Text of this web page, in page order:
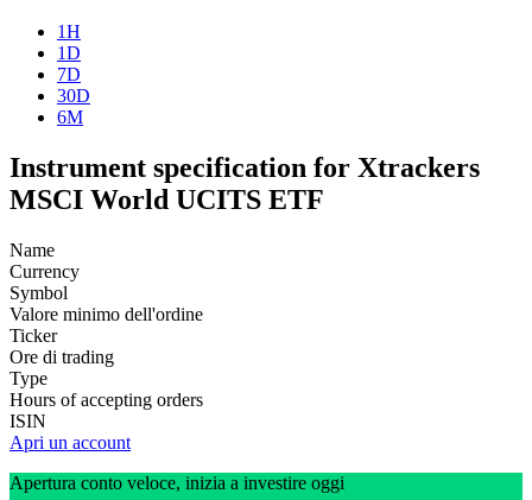
1H
1D
7D
30D
6M
Instrument specification for Xtrackers
MSCI World UCITS ETF
Name
Currency
Symbol
Valore minimo dell'ordine
Ticker
Ore di trading
Type
Hours of accepting orders
ISIN
Apri un account
Apertura conto veloce, inizia a investire oggi